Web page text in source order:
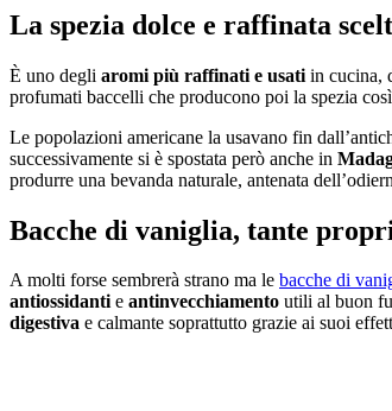
La spezia dolce e raffinata
È uno degli aromi più raffinati e usati in cucina,
profumati baccelli che producono poi la spezia
Le popolazioni americane la usavano fin
successivamente si è spostata però anche in
produrre una bevanda naturale, antenata
Bacche di vaniglia, tante
A molti forse sembrerà strano ma le bacche di
antiossidantie antinvecchiamento utili al buon
digestiva e calmante soprattutto grazie ai suoi